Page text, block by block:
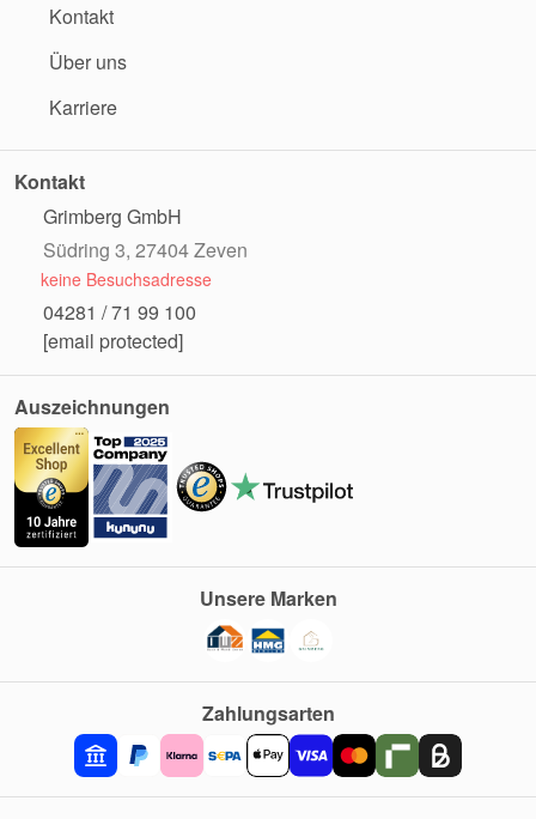
Kontakt
Über uns
Karriere
Kontakt
Grimberg GmbH
Südring 3, 27404 Zeven
keine Besuchsadresse
04281 / 71 99 100
[email protected]
Auszeichnungen
Zahlungsarten
Unsere Marken